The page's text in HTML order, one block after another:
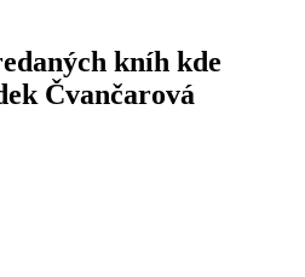
kníh kde
Čvančarová